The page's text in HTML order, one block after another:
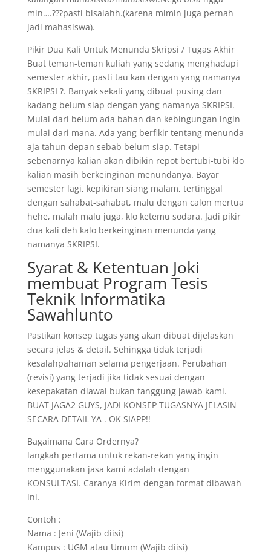
min….???pasti bisalahh.(karena mimin juga pernah
jadi mahasiswa).
Pikir Dua Kali Untuk Menunda Skripsi / Tugas Akhir
Buat teman-teman kuliah yang sedang menghadapi
semester akhir, pasti tau kan dengan yang namanya
SKRIPSI ?. Banyak sekali yang dibuat pusing dan
kadang belum siap dengan yang namanya SKRIPSI.
Mulai dari belum ada bahan dan kebingungan ingin
mulai dari mana. Ada yang berfikir tentang menunda
aja tahun depan sebab belum siap. Tetapi
sebenarnya kalian akan dibikin repot bertubi-tubi klo
kalian masih berkeinginan menundanya. Bayar
semester lagi, kepikiran siang malam, tertinggal
dengan sahabat-sahabat, malu dengan calon mertua
hehe, malah malu juga, klo ketemu sodara. Jadi pikir
dua kali deh kalo berkeinginan menunda yang
namanya SKRIPSI.
Syarat & Ketentuan Joki
membuat Program Tesis
Teknik Informatika
Sawahlunto
Pastikan konsep tugas yang akan dibuat dijelaskan
secara jelas & detail. Sehingga tidak terjadi
kesalahpahaman selama pengerjaan. Perubahan
(revisi) yang terjadi jika tidak sesuai dengan
kesepakatan diawal bukan tanggung jawab kami.
BUAT JAGA2 GUYS, JADI KONSEP TUGASNYA JELASIN
SECARA DETAIL YA . OK SIAPP!!
Bagaimana Cara Ordernya?
langkah pertama untuk rekan-rekan yang ingin
menggunakan jasa kami adalah dengan
KONSULTASI. Caranya Kirim dengan format dibawah
ini.
Contoh :
Nama : Jeni (Wajib diisi)
Kampus : UGM atau Umum (Wajib diisi)